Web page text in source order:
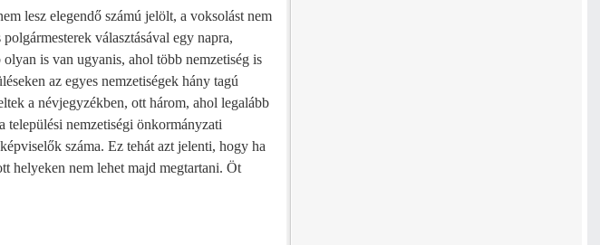
lesz elegendő számú jelölt, a voksolást nem
választásával egy napra,
is van ugyanis, ahol több nemzetiség is
az egyes nemzetiségek hány tagú
a névjegyzékben, ott három, ahol legalább
települési nemzetiségi önkormányzati
száma. Ez tehát azt jelenti, hogy ha
helyeken nem lehet majd megtartani. Öt